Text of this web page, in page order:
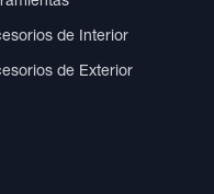
de Interior
de Exterior